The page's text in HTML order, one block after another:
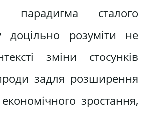
парадигма сталого
доцільно розуміти не
зміни стосунків
задля розширення
зростання,